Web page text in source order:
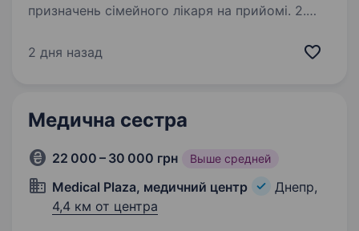
призначень сімейного лікаря на прийомі. 2.
невідкладних станах 3. Робота в команді з
2 дня назад
Медична сестра
22 000 – 30 000 грн Выше средней
Medical Plaza, медичний центр
Днепр,
4,4 км от центра